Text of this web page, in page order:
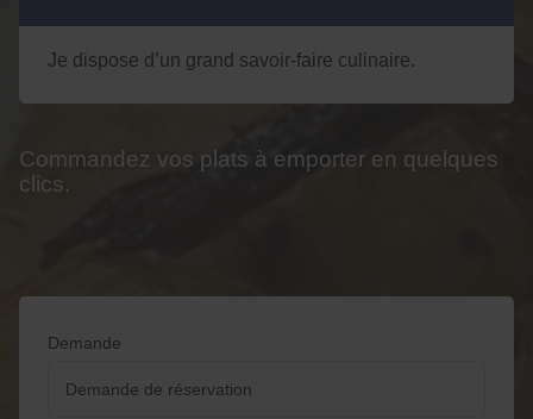
Je dispose d’un grand savoir-faire culinaire.
Commandez vos plats à emporter en quelques
clics.
Demande